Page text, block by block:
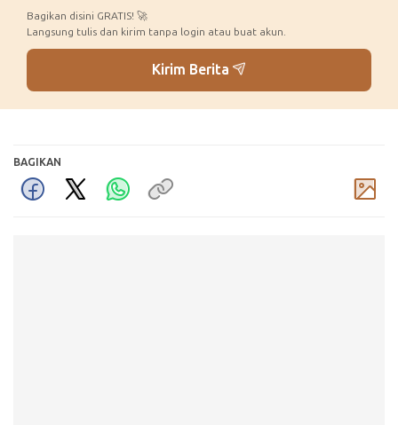
Bagikan disini GRATIS! 🚀
Langsung tulis dan kirim tanpa login atau buat akun.
Kirim Berita
BAGIKAN